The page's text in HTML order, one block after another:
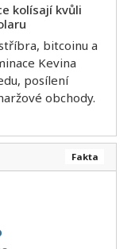
kolísají kvůli
bitcoinu a
Kevina
posílení
obchody.
Fakta